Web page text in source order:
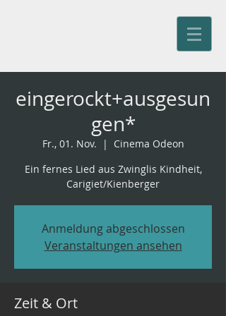
eingerockt+ausgesun
gen*
Fr., 01. Nov.
  |
Cinema Odeon
Ein fernes Lied aus Zwinglis Kindheit,
Carigiet/Kienberger
Anmeldung abgeschlossen
Veranstaltungen ansehen
Zeit & Ort